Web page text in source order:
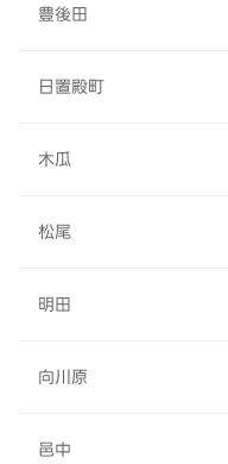
豊後田
日置殿町
木瓜
松尾
明田
向川原
邑中